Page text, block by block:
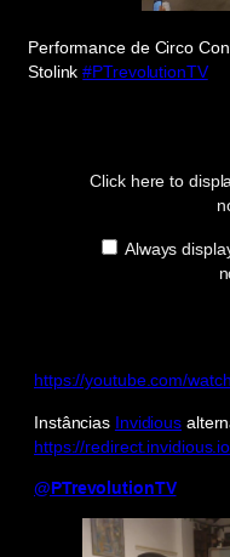
Performance de Circo
Stolink#PTrevolutionTV
Click here to
Always
https://youtube.com/
Instâncias Invidious
https://
@PTrevolutionTV